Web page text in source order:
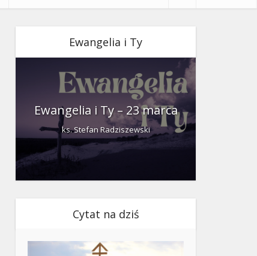
Ewangelia i Ty
Ewangelia i Ty – 23 marca
ks. Stefan Radziszewski
Cytat na dziś